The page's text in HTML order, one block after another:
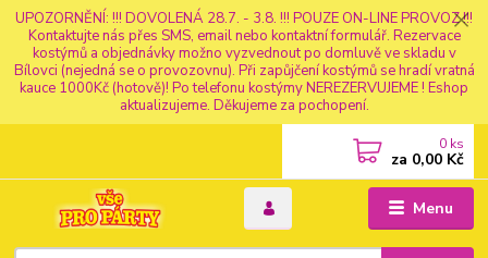
UPOZORNĚNÍ: !!! DOVOLENÁ 28.7. - 3.8. !!! POUZE ON-LINE PROVOZ !!!
Kontaktujte nás přes SMS, email nebo kontaktní formulář. Rezervace
kostýmů a objednávky možno vyzvednout po domluvě ve skladu v
Bílovci (nejedná se o provozovnu). Při zapůjčení kostýmů se hradí vratná
kauce 1000Kč (hotově)! Po telefonu kostýmy NEREZERVUJEME ! Eshop
aktualizujeme. Děkujeme za pochopení.
Menu
0 ks
za 0,00 Kč